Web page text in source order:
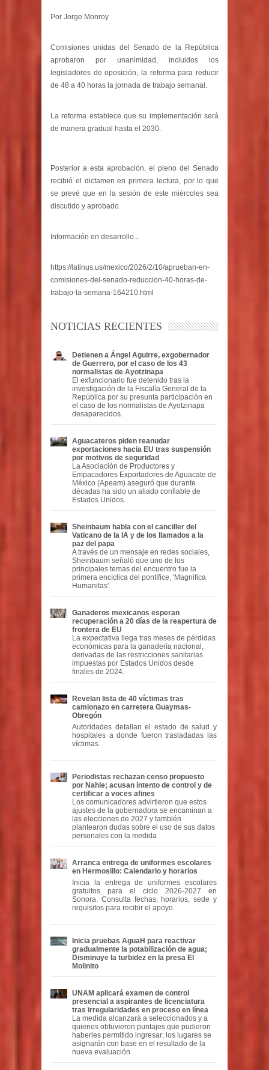
Por Jorge Monroy
Comisiones unidas del Senado de la República
aprobaron por unanimidad, incluidos los
legisladores de oposición, la reforma para reducir
de 48 a 40 horas la jornada de trabajo semanal.
La reforma establece que su implementación será
de manera gradual hasta el 2030.
Posterior a esta aprobación, el pleno del Senado
recibió el dictamen en primera lectura, por lo que
se prevé que en la sesión de este miércoles sea
discutido y aprobado.
Información en desarrollo...
https://latinus.us/mexico/2026/2/10/aprueban-en-
comisiones-del-senado-reduccion-40-horas-de-
trabajo-la-semana-164210.html
NOTICIAS RECIENTES
Detienen a Ángel Aguirre, exgobernador
de Guerrero, por el caso de los 43
normalistas de Ayotzinapa
El exfuncionario fue detenido tras la
investigación de la Fiscalía General de la
República por su presunta participación en
el caso de los normalistas de Ayotzinapa
desaparecidos.
Aguacateros piden reanudar
exportaciones hacia EU tras suspensión
por motivos de seguridad
La Asociación de Productores y
Empacadores Exportadores de Aguacate de
México (Apeam) aseguró que durante
décadas ha sido un aliado confiable de
Estados Unidos.
Sheinbaum habla con el canciller del
Vaticano de la IA y de los llamados a la
paz del papa
A través de un mensaje en redes sociales,
Sheinbaum señaló que uno de los
principales temas del encuentro fue la
primera encíclica del pontífice, 'Magnifica
Humanitas'.
Ganaderos mexicanos esperan
recuperación a 20 días de la reapertura de
frontera de EU
La expectativa llega tras meses de pérdidas
económicas para la ganadería nacional,
derivadas de las restricciones sanitarias
impuestas por Estados Unidos desde
finales de 2024.
Revelan lista de 40 víctimas tras
camionazo en carretera Guaymas-
Obregón
Autoridades detallan el estado de salud y
hospitales a donde fueron trasladadas las
víctimas.
Periodistas rechazan censo propuesto
por Nahle; acusan intento de control y de
certificar a voces afines
Los comunicadores advirtieron que estos
ajustes de la gobernadora se encaminan a
las elecciones de 2027 y también
plantearon dudas sobre el uso de sus datos
personales con la medida
Arranca entrega de uniformes escolares
en Hermosillo: Calendario y horarios
Inicia la entrega de uniformes escolares
gratuitos para el ciclo 2026-2027 en
Sonora. Consulta fechas, horarios, sede y
requisitos para recibir el apoyo.
Inicia pruebas AguaH para reactivar
gradualmente la potabilización de agua;
Disminuye la turbidez en la presa El
Molinito
UNAM aplicará examen de control
presencial a aspirantes de licenciatura
tras irregularidades en proceso en línea
La medida alcanzará a seleccionados y a
quienes obtuvieron puntajes que pudieron
haberles permitido ingresar; los lugares se
asignarán con base en el resultado de la
nueva evaluación